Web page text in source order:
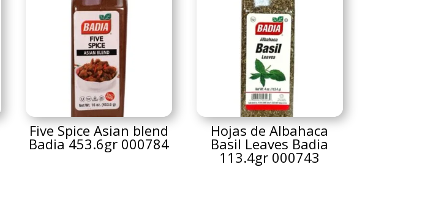
Five Spice Asian blend
Badia 453.6gr 000784
Hojas de Albahaca
Basil Leaves Badia
113.4gr 000743